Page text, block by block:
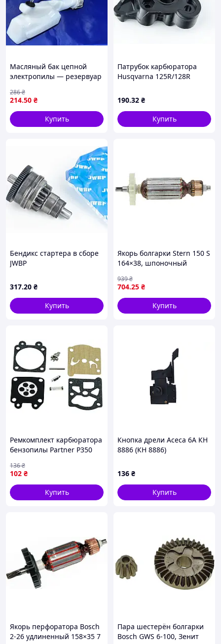
Масляный бак цепной
электропилы — резервуар
цепи
214.50 ₴
286₴
Купить
Патрубок карбюратора
Husqvarna 125R/128R
190.32 ₴
Купить
Бендикс стартера в сборе
JWBP
317.20 ₴
Купить
Якорь болгарки Stern 150 S
164×38, шпоночный
УШМ 150 мм
704.25 ₴
939₴
Купить
Ремкомплект карбюратора
бензопилы Partner P350
прокладки и мембраны
для цепных пил
102 ₴
136₴
Купить
Кнопка дрели Асеса 6A КН
8886 (КН 8886)
136 ₴
Купить
Якорь перфоратора Bosch
2-26 удлиненный 158×35 7
Пара шестерён болгарки
Bosch GWS 6-100, Зенит